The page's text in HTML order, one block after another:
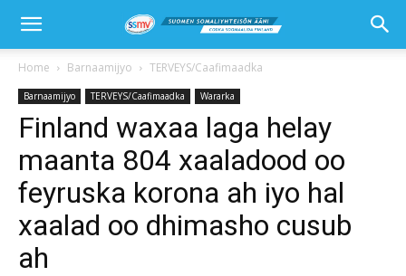
Home Barnaamijyo TERVEYS/Caafimaadka
Barnaamijyo TERVEYS/Caafimaadka Wararka
Finland waxaa laga helay
maanta 804 xaaladood oo
feyruska korona ah iyo hal
xaalad oo dhimasho cusub
ah